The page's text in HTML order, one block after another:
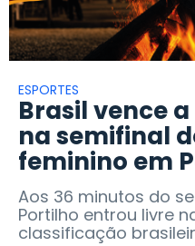
ESPORTES
Brasil vence
na semifinal
feminino em
Aos 36 minutos do
Portilho entrou livre
classificação